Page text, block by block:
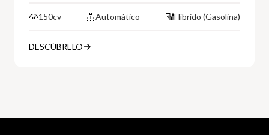
150cv Automático Híbrido (Gasolina)
DESCÚBRELO